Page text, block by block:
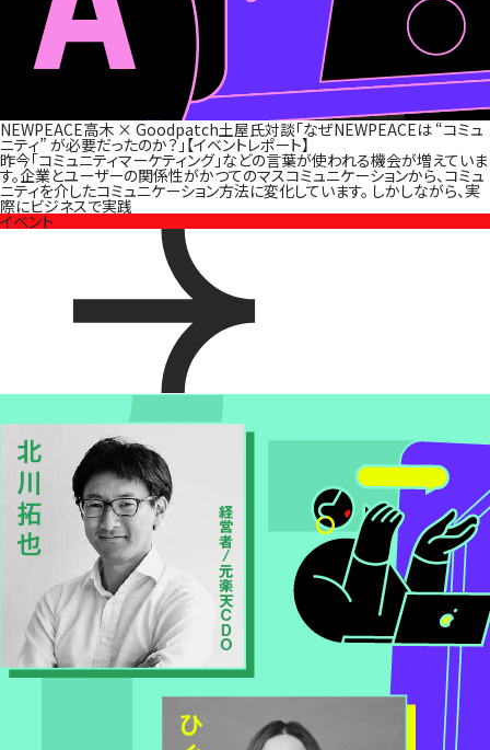
NEWPEACE高木 × Goodpatch土屋氏対談「なぜNEWPEACEは “コミュ
ニティ” が必要だったのか？」【イベントレポート】
昨今「コミュニティマーケティング」などの言葉が使われる機会が増えていま
す。企業とユーザーの関係性がかつてのマスコミュニケーションから、コミュ
ニティを介したコミュニケーション方法に変化しています。 しかしながら、実
際にビジネスで実践
イベント